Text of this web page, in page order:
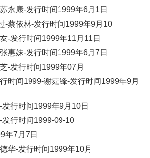
永康-发行时间1999年6月1日
-蔡依林-发行时间1999年9月10
-发行时间1999年11月11日
惠妹-发行时间1999年6月7日
-发行时间1999年07月
时间1999-谢霆锋-发行时间1999年9月
行时间1999年9月10日
发行时间1999-09-10
年7月7日
华-发行时间1999年10月